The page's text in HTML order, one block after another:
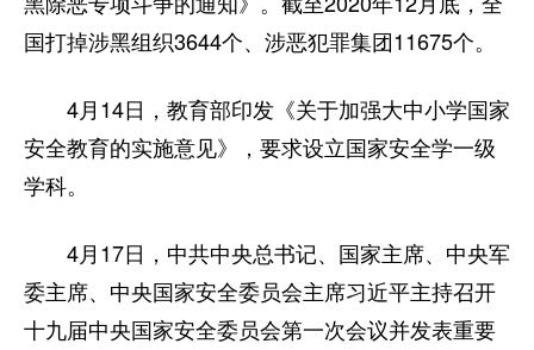
国打掉涉黑组织3644个、涉恶犯罪集团11675个。
4月14日，教育部印发《关于加强大中小学国家
安全教育的实施意见》，要求设立国家安全学一级
学科。
4月17日，中共中央总书记、国家主席、中央军
委主席、中央国家安全委员会主席习近平主持召开
十九届中央国家安全委员会第一次会议并发表重要